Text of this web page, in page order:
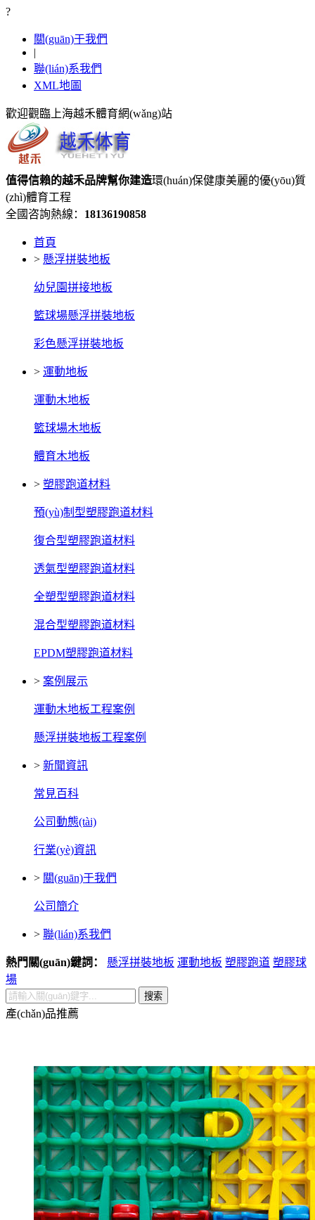
?
關(guān)于我們
|
聯(lián)系我們
XML地圖
歡迎觀臨上海越禾體育網(wǎng)站
值得信賴的越禾品牌幫你建造環(huán)保健康美麗的優(yōu)質
(zhì)體育工程
全國咨詢熱線： 18136190858
首頁
> 懸浮拼裝地板
幼兒園拼接地板
籃球場懸浮拼裝地板
彩色懸浮拼裝地板
> 運動地板
運動木地板
籃球場木地板
體育木地板
> 塑膠跑道材料
預(yù)制型塑膠跑道材料
復合型塑膠跑道材料
透氣型塑膠跑道材料
全塑型塑膠跑道材料
混合型塑膠跑道材料
EPDM塑膠跑道材料
> 案例展示
運動木地板工程案例
懸浮拼裝地板工程案例
> 新聞資訊
常見百科
公司動態(tài)
行業(yè)資訊
> 關(guān)于我們
公司簡介
> 聯(lián)系我們
熱門關(guān)鍵詞： 懸浮拼裝地板 運動地板 塑膠跑道 塑膠球
場
搜索
產(chǎn)品推薦